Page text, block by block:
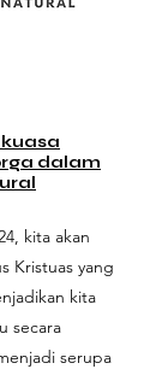
dalam
kita akan
Kristuas yang
kita
secara
serupa